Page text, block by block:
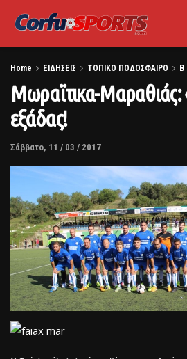
Home ΕΙΔΗΣΕΙΣ ΤΟΠΙΚΟ ΠΟΔΟΣΦΑΙΡΟ Β
Μωραϊτικα-Μαραθιάς:
εξάδας!
Σάββατο, 11 / 03 / 2017